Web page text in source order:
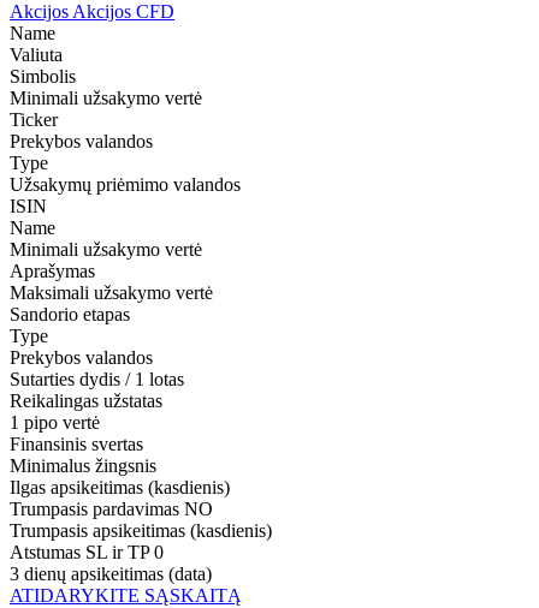
Akcijos Akcijos CFD
Name
Valiuta
Simbolis
Minimali užsakymo vertė
Ticker
Prekybos valandos
Type
Užsakymų priėmimo valandos
ISIN
Name
Minimali užsakymo vertė
Aprašymas
Maksimali užsakymo vertė
Sandorio etapas
Type
Prekybos valandos
Sutarties dydis / 1 lotas
Reikalingas užstatas
1 pipo vertė
Finansinis svertas
Minimalus žingsnis
Ilgas apsikeitimas (kasdienis)
Trumpasis pardavimas NO
Trumpasis apsikeitimas (kasdienis)
Atstumas SL ir TP 0
3 dienų apsikeitimas (data)
ATIDARYKITE SĄSKAITĄ